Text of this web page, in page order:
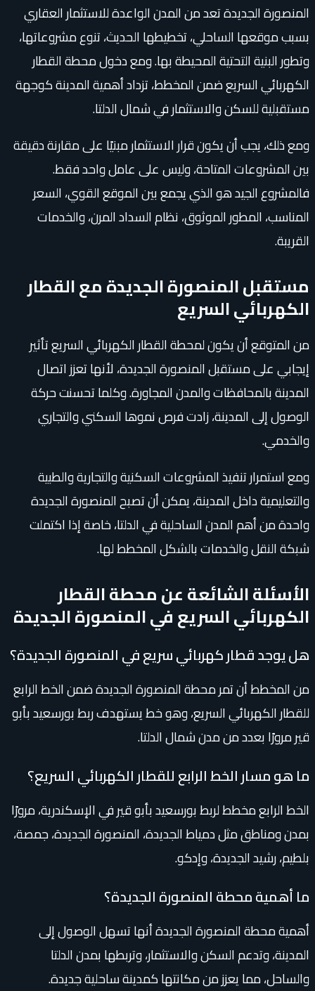
المنصورة الجديدة تعد من المدن الواعدة للاستثمار العقاري
بسبب موقعها الساحلي، تخطيطها الحديث، تنوع مشروعاتها،
وتطور البنية التحتية المحيطة بها. ومع دخول محطة القطار
الكهربائي السريع ضمن المخطط، تزداد أهمية المدينة كوجهة
مستقبلية للسكن والاستثمار في شمال الدلتا.
ومع ذلك، يجب أن يكون قرار الاستثمار مبنيًا على مقارنة دقيقة
بين المشروعات المتاحة، وليس على عامل واحد فقط.
فالمشروع الجيد هو الذي يجمع بين الموقع القوي، السعر
المناسب، المطور الموثوق، نظام السداد المرن، والخدمات
القريبة.
مستقبل المنصورة الجديدة مع القطار
الكهربائي السريع
من المتوقع أن يكون لمحطة القطار الكهربائي السريع تأثير
إيجابي على مستقبل المنصورة الجديدة، لأنها تعزز اتصال
المدينة بالمحافظات والمدن المجاورة. وكلما تحسنت حركة
الوصول إلى المدينة، زادت فرص نموها السكني والتجاري
والخدمي.
ومع استمرار تنفيذ المشروعات السكنية والتجارية والطبية
والتعليمية داخل المدينة، يمكن أن تصبح المنصورة الجديدة
واحدة من أهم المدن الساحلية في الدلتا، خاصة إذا اكتملت
شبكة النقل والخدمات بالشكل المخطط لها.
الأسئلة الشائعة عن محطة القطار
الكهربائي السريع في المنصورة الجديدة
هل يوجد قطار كهربائي سريع في المنصورة الجديدة؟
من المخطط أن تمر محطة المنصورة الجديدة ضمن الخط الرابع
للقطار الكهربائي السريع، وهو خط يستهدف ربط بورسعيد بأبو
قير مرورًا بعدد من مدن شمال الدلتا.
ما هو مسار الخط الرابع للقطار الكهربائي السريع؟
الخط الرابع مخطط لربط بورسعيد بأبو قير في الإسكندرية، مرورًا
بمدن ومناطق مثل دمياط الجديدة، المنصورة الجديدة، جمصة،
بلطيم، رشيد الجديدة، وإدكو.
ما أهمية محطة المنصورة الجديدة؟
أهمية محطة المنصورة الجديدة أنها تسهل الوصول إلى
المدينة، وتدعم السكن والاستثمار، وتربطها بمدن الدلتا
والساحل، مما يعزز من مكانتها كمدينة ساحلية جديدة.